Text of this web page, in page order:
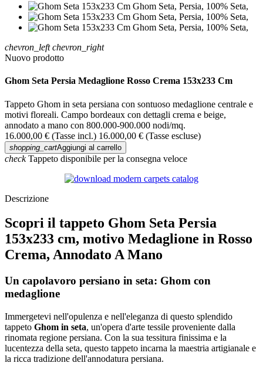
chevron_left chevron_right
Nuovo prodotto
Ghom Seta Persia Medaglione Rosso Crema 153x233 Cm
Tappeto Ghom in seta persiana con sontuoso medaglione centrale e
motivi floreali. Campo bordeaux con dettagli crema e beige,
annodato a mano con 800.000-900.000 nodi/mq.
16.000,00 € (Tasse incl.) 16.000,00 € (Tasse escluse)
shopping_cartAggiungi al carrello
checkTappeto disponibile per la consegna veloce
Descrizione
Scopri il tappeto Ghom Seta Persia
153x233 cm, motivo Medaglione in Rosso
Crema, Annodato A Mano
Un capolavoro persiano in seta: Ghom con
medaglione
Immergetevi nell'opulenza e nell'eleganza di questo splendido
tappeto Ghom in seta, un'opera d'arte tessile proveniente dalla
rinomata regione persiana. Con la sua tessitura finissima e la
lucentezza della seta, questo tappeto incarna la maestria artigianale e
la ricca tradizione dell'annodatura persiana.